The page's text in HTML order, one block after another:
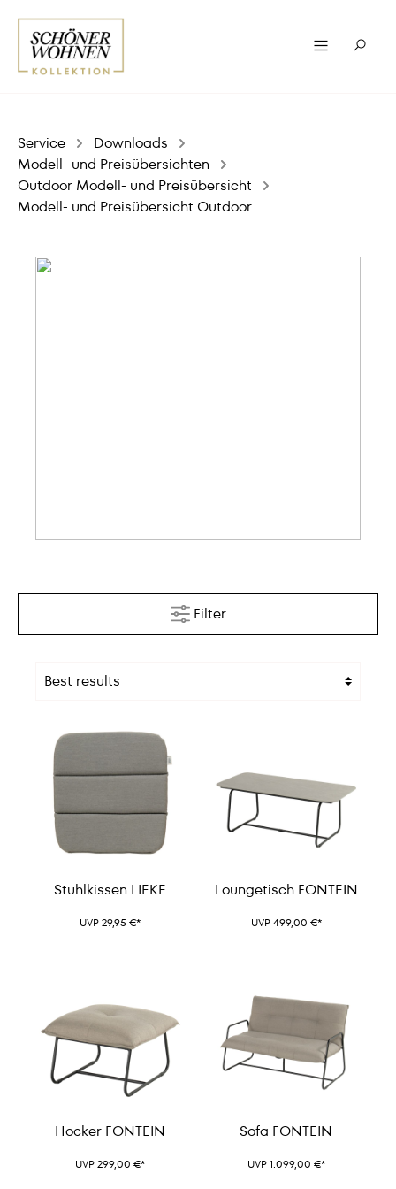
Service
Downloads
Modell- und Preisübersichten
Outdoor Modell- und Preisübersicht
Modell- und Preisübersicht Outdoor
Filter
Stuhlkissen LIEKE
UVP 29,95 €*
Loungetisch FONTEIN
UVP 499,00 €*
Hocker FONTEIN
UVP 299,00 €*
Sofa FONTEIN
UVP 1.099,00 €*